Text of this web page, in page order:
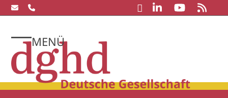
Skip
to
MENÜ
Open
mobile
menu
Close
mobile
menu